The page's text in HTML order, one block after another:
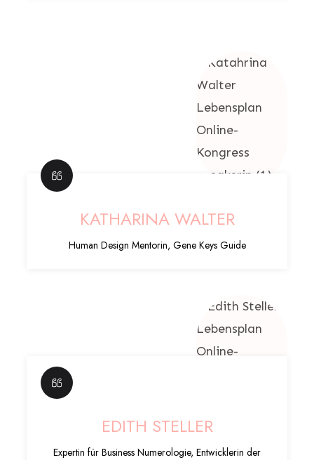
KATHARINA WALTER
Human Design Mentorin, Gene Keys Guide
EDITH STELLER
Expertin für Business Numerologie, Entwicklerin der